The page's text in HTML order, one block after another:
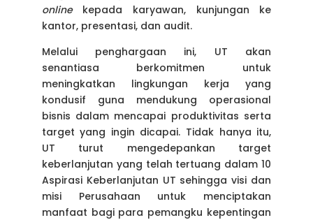
onlinekepada karyawan, kunjungan ke
kantor, presentasi, dan audit.
Melalui penghargaan ini, UT akan
senantiasa berkomitmen untuk
meningkatkan lingkungan kerja yang
kondusif guna mendukung operasional
bisnis dalam mencapai produktivitas serta
target yang ingin dicapai. Tidak hanya itu,
UT turut mengedepankan target
keberlanjutan yang telah tertuang dalam 10
Aspirasi Keberlanjutan UT sehingga visi dan
misi Perusahaan untuk menciptakan
manfaat bagi para pemangku kepentingan